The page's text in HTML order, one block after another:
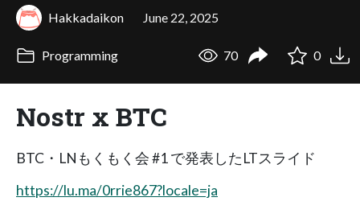
Hakkadaikon June 22, 2025
Programming 70 0
Nostr x BTC
BTC・LNもくもく会 #1 で発表したLTスライド
https://lu.ma/0rrie867?locale=ja